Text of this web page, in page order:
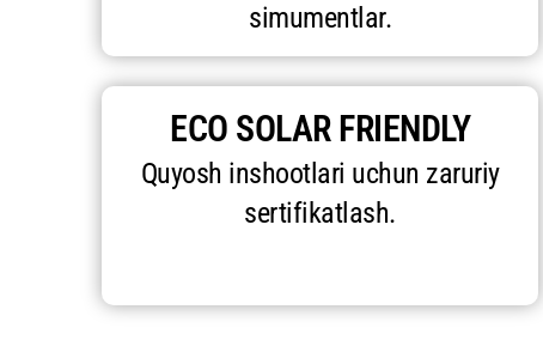
simumentlar.
ECO SOLAR FRIENDLY
Quyosh inshootlari uchun zaruriy
sertifikatlash.